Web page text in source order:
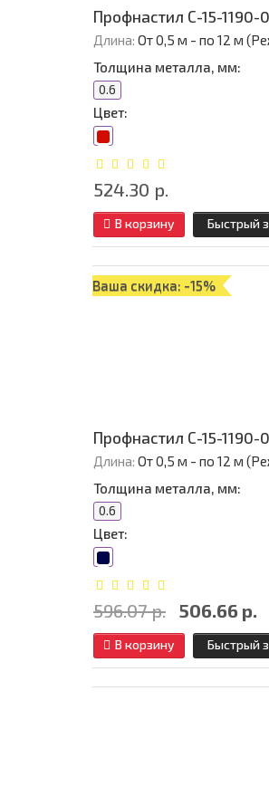
Профнастил С-15-1190-
Длина: От 0,5 м - по 12 м
Толщина металла, мм:
0.6
Цвет:
524.30 р.
В корзину Быстрый
Ваша скидка: -15%
Профнастил С-15-1190-
Длина: От 0,5 м - по 12 м
Толщина металла, мм:
0.6
Цвет:
596.07 р. 506.66 р.
В корзину Быстрый